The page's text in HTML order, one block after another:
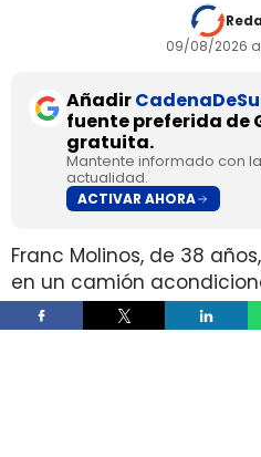
09/08/2026 a
Añadir
fuente preferida de
gratuita.
Mantente informado con
actualidad.
ACTIVAR AHORA
Franc Molinos, de 38
en un camión
alquiler y recortar sus
incorpora cocina,